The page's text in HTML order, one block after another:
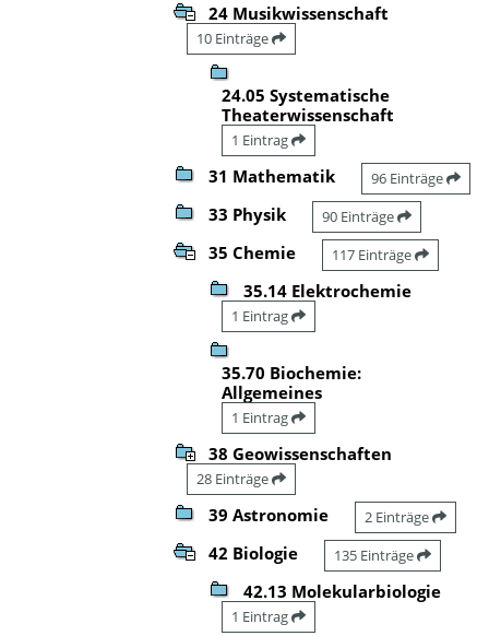
24 Musikwissenschaft
10 Einträge
24.05 Systematische
Theaterwissenschaft
1 Eintrag
31 Mathematik 96 Einträge
33 Physik 90 Einträge
35 Chemie 117 Einträge
35.14 Elektrochemie
1 Eintrag
35.70 Biochemie:
Allgemeines
1 Eintrag
38 Geowissenschaften
28 Einträge
39 Astronomie 2 Einträge
42 Biologie 135 Einträge
42.13 Molekularbiologie
1 Eintrag